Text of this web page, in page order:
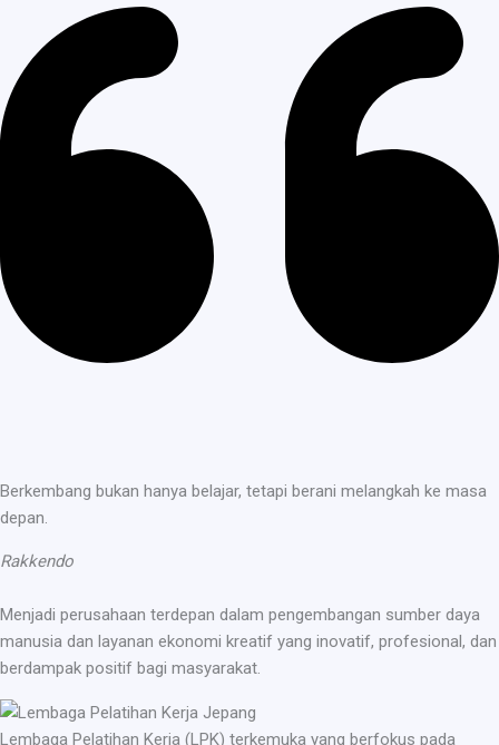
Berkembang bukan hanya belajar, tetapi berani melangkah ke masa
depan.
Rakkendo
Menjadi perusahaan terdepan dalam pengembangan sumber daya
manusia dan layanan ekonomi kreatif yang inovatif, profesional, dan
berdampak positif bagi masyarakat.
Lembaga Pelatihan Kerja (LPK) terkemuka yang berfokus pada